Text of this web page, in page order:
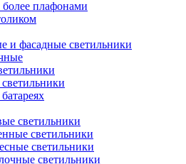
плафонами
и фасадные светильники
светильники
светильники
светильники
светильники